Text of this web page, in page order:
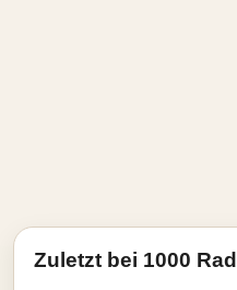
Zuletzt bei 1000